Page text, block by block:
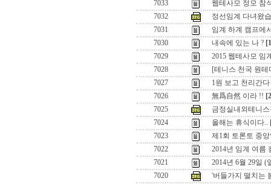
7033
웹테사모 정모 참
7032
정선임계 다녀왔
7031
임계 하계 캠프에
7030
내속에 있는 나 ?
7029
2015 웹테사모 임
7028
[테니스 천국 원
7027
1원 보고 천리간
7026
無爲自然 이라 !!
7025
금정실내외테니
7024
올해는 휴식이다..
7023
제1회 토론토 중
7022
2014년 임계 여름
7021
2014년 6월 29일
7020
'버들가지 떨치는